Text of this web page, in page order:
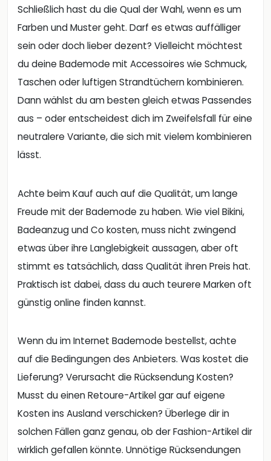
Schließlich hast du die Qual der Wahl, wenn es um
Farben und Muster geht. Darf es etwas auffälliger
sein oder doch lieber dezent? Vielleicht möchtest
du deine Bademode mit Accessoires wie Schmuck,
Taschen oder luftigen Strandtüchern kombinieren.
Dann wählst du am besten gleich etwas Passendes
aus – oder entscheidest dich im Zweifelsfall für eine
neutralere Variante, die sich mit vielem kombinieren
lässt.
Achte beim Kauf auch auf die Qualität, um lange
Freude mit der Bademode zu haben. Wie viel Bikini,
Badeanzug und Co kosten, muss nicht zwingend
etwas über ihre Langlebigkeit aussagen, aber oft
stimmt es tatsächlich, dass Qualität ihren Preis hat.
Praktisch ist dabei, dass du auch teurere Marken oft
günstig online finden kannst.
Wenn du im Internet Bademode bestellst, achte
auf die Bedingungen des Anbieters. Was kostet die
Lieferung? Verursacht die Rücksendung Kosten?
Musst du einen Retoure-Artikel gar auf eigene
Kosten ins Ausland verschicken? Überlege dir in
solchen Fällen ganz genau, ob der Fashion-Artikel dir
wirklich gefallen könnte. Unnötige Rücksendungen